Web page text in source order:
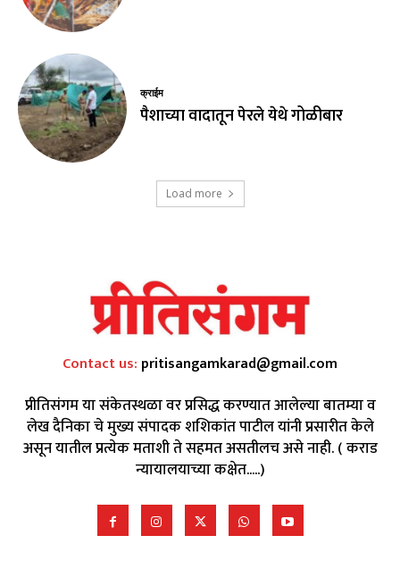
क्राईम
पैशाच्या वादातून पेरले येथे गोळीबार
Load more
Contact us: pritisangamkarad@gmail.com
प्रीतिसंगम या संकेतस्थळा वर प्रसिद्ध करण्यात आलेल्या बातम्या व
लेख दैनिका चे मुख्य संपादक शशिकांत पाटील यांनी प्रसारीत केले
असून यातील प्रत्येक मताशी ते सहमत असतीलच असे नाही. ( कराड
न्यायालयाच्या कक्षेत.....)